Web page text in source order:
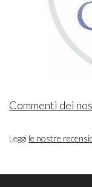
Commenti dei
Leggi le nostre